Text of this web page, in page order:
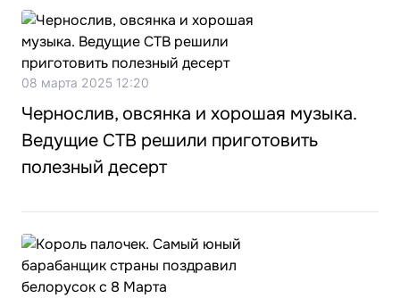
08 марта 2025 12:20
Чернослив, овсянка и хорошая музыка.
Ведущие СТВ решили приготовить
полезный десерт